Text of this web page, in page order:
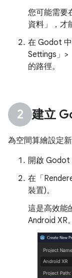
您可能需要
資料」
，
在 Godot
Settings」>
的路徑。
建立
為空間算繪設定新
開啟 Godot
在「
裝置)。
這是高效能
Android XR。